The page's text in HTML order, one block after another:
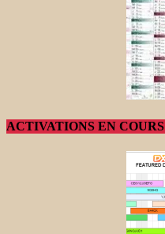
ACTIVATIONS EN COURS